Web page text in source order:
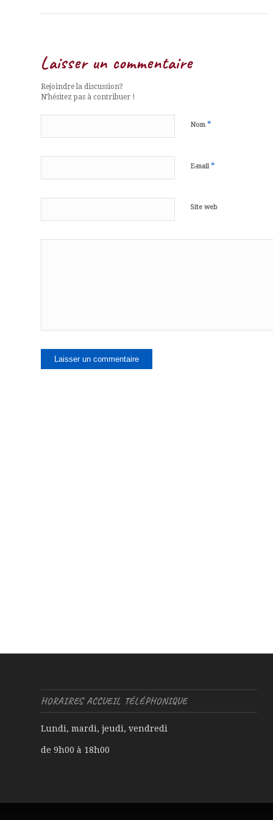
Laisser un commentaire
Rejoindre la discussion?
N’hésitez pas à contribuer !
Nom*
E-mail*
Site web
HORAIRES ACCUEIL TÉLÉPHONIQUE
Lundi, mardi, jeudi, vendredi
de 9h00 à 18h00